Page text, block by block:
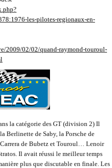
les-pilotes-regionaux-en-
2009/02/02/quand-raymond-touroul-
la catégorie des GT (division 2) Il
Berlinette de Saby, la Porsche de
de Bubetz et Touroul… Lenoir
Il avait réussi le meilleur temps
plus que discutable en finale. Les